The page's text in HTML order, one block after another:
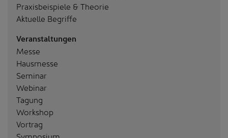
Praxisbeispiele & Theorie
Aktuelle Begriffe
Veranstaltungen
Messe
Hausmesse
Seminar
Webinar
Tagung
Workshop
Vortrag
Symposium